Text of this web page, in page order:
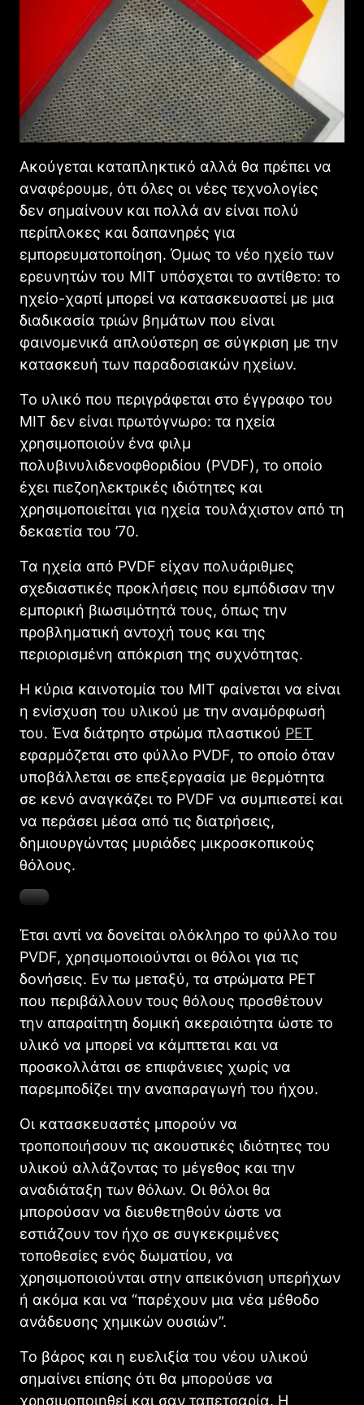
Ακούγεται καταπληκτικό αλλά θα πρέπει να
αναφέρουμε, ότι όλες οι νέες τεχνολογίες
δεν σημαίνουν και πολλά αν είναι πολύ
περίπλοκες και δαπανηρές για
εμπορευματοποίηση. Όμως το νέο ηχείο των
ερευνητών του MIT υπόσχεται το αντίθετο: το
ηχείο-χαρτί μπορεί να κατασκευαστεί με μια
διαδικασία τριών βημάτων που είναι
φαινομενικά απλούστερη σε σύγκριση με την
κατασκευή των παραδοσιακών ηχείων.
Το υλικό που περιγράφεται στο έγγραφο του
MIT δεν είναι πρωτόγνωρο: τα ηχεία
χρησιμοποιούν ένα φιλμ
πολυβινυλιδενοφθοριδίου (PVDF), το οποίο
έχει πιεζοηλεκτρικές ιδιότητες και
χρησιμοποιείται για ηχεία τουλάχιστον από τη
δεκαετία του ’70.
Τα ηχεία από PVDF είχαν πολυάριθμες
σχεδιαστικές προκλήσεις που εμπόδισαν την
εμπορική βιωσιμότητά τους, όπως την
προβληματική αντοχή τους και της
περιορισμένη απόκριση της συχνότητας.
Η κύρια καινοτομία του MIT φαίνεται να είναι
η ενίσχυση του υλικού με την αναμόρφωσή
του. Ένα διάτρητο στρώμα πλαστικού PET
εφαρμόζεται στο φύλλο PVDF, το οποίο όταν
υποβάλλεται σε επεξεργασία με θερμότητα
σε κενό αναγκάζει το PVDF να συμπιεστεί και
να περάσει μέσα από τις διατρήσεις,
δημιουργώντας μυριάδες μικροσκοπικούς
θόλους.
Έτσι αντί να δονείται ολόκληρο το φύλλο του
PVDF, χρησιμοποιούνται οι θόλοι για τις
δονήσεις. Εν τω μεταξύ, τα στρώματα PET
που περιβάλλουν τους θόλους προσθέτουν
την απαραίτητη δομική ακεραιότητα ώστε το
υλικό να μπορεί να κάμπτεται και να
προσκολλάται σε επιφάνειες χωρίς να
παρεμποδίζει την αναπαραγωγή του ήχου.
Οι κατασκευαστές μπορούν να
τροποποιήσουν τις ακουστικές ιδιότητες του
υλικού αλλάζοντας το μέγεθος και την
αναδιάταξη των θόλων. Οι θόλοι θα
μπορούσαν να διευθετηθούν ώστε να
εστιάζουν τον ήχο σε συγκεκριμένες
τοποθεσίες ενός δωματίου, να
χρησιμοποιούνται στην απεικόνιση υπερήχων
ή ακόμα και να “παρέχουν μια νέα μέθοδο
ανάδευσης χημικών ουσιών”.
Το βάρος και η ευελιξία του νέου υλικού
σημαίνει επίσης ότι θα μπορούσε να
χρησιμοποιηθεί και σαν ταπετσαρία. Η